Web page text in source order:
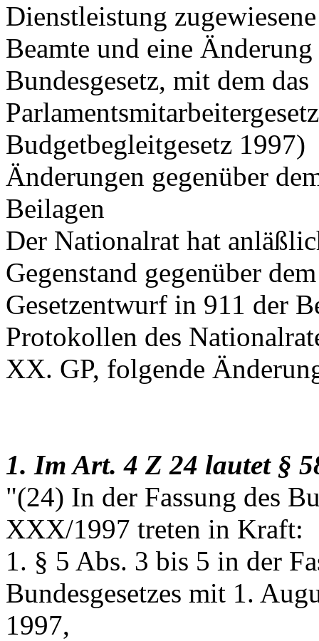
Dienstleistung zugewiesene
Beamte und eine
Bundesgesetz, mit dem das
Budgetbegleitgesetz 1997)
Änderungen gegenüber
Beilagen
Der Nationalrat hat
Gegenstand gegenüber dem
Gesetzentwurf in 911 der
Protokollen des
XX. GP, folgende
1. Im Art. 4 Z 24 lautet §
"(24) In der Fassung des
XXX/1997 treten in Kraft:
1. § 5 Abs. 3 bis 5 in der
Bundesgesetzes mit 1.
1997,